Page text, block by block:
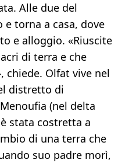
Alle due del
torna a casa, dove
e alloggio. «Riuscite
di terra e che
chiede. Olfat vive nel
distretto di
(nel delta
stata costretta a
di una terra che
suo padre morì,